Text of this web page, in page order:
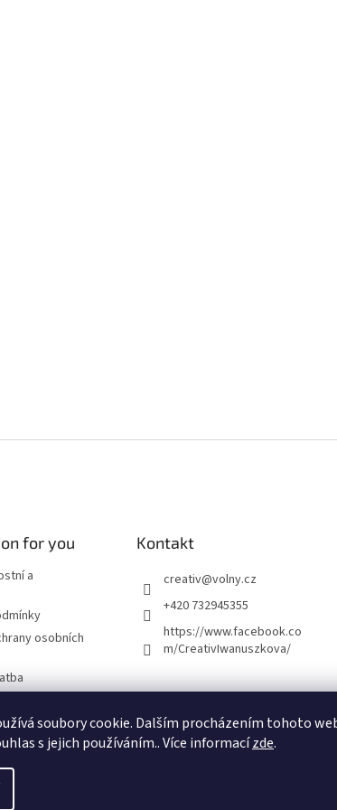
soubory cookie. Dalším procházením tohoto
s jejich používáním.. Více informacízde.
for you
a
osobních
Kontakt
creativ@volny.cz
+420 732945355
https://www.facebook.co
m/CreativIwanuszkova/